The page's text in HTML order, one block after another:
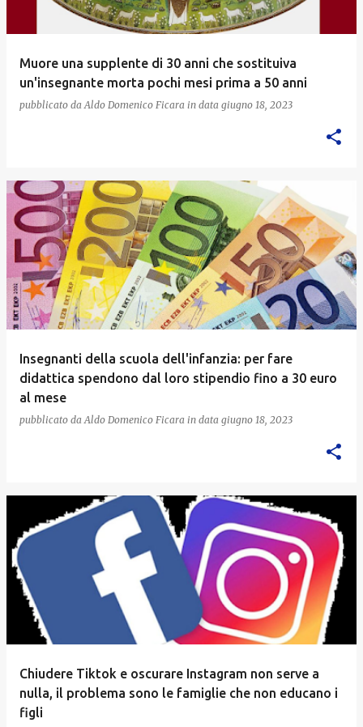
Muore una supplente di 30 anni che sostituiva
un'insegnante morta pochi mesi prima a 50 anni
pubblicato da Aldo Domenico Ficara in data giugno 18, 2023
Insegnanti della scuola dell'infanzia: per fare
didattica spendono dal loro stipendio fino a 30 euro
al mese
pubblicato da Aldo Domenico Ficara in data giugno 18, 2023
Chiudere Tiktok e oscurare Instagram non serve a
nulla, il problema sono le famiglie che non educano i
figli